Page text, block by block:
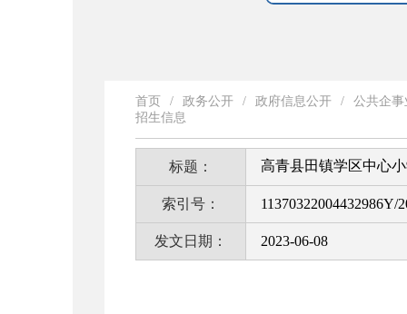
首页 / 政务公开 / 政府信息公开 /
公共企
招生信息
标题： 高青县田镇学区中心
索引号： 11370322004432986Y/
发文日期： 2023-06-08